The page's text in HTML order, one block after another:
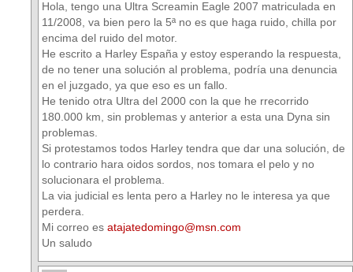
Hola, tengo una Ultra Screamin Eagle 2007 matriculada en
11/2008, va bien pero la 5ª no es que haga ruido, chilla por
encima del ruido del motor.
He escrito a Harley España y estoy esperando la respuesta,
de no tener una solución al problema, podría una denuncia
en el juzgado, ya que eso es un fallo.
He tenido otra Ultra del 2000 con la que he rrecorrido
180.000 km, sin problemas y anterior a esta una Dyna sin
problemas.
Si protestamos todos Harley tendra que dar una solución, de
lo contrario hara oidos sordos, nos tomara el pelo y no
solucionara el problema.
La via judicial es lenta pero a Harley no le interesa ya que
perdera.
Mi correo es atajatedomingo@msn.com
Un saludo